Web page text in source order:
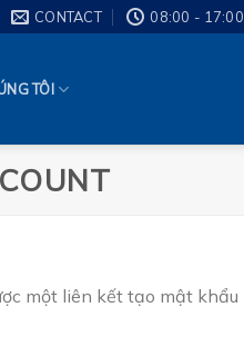
CONTACT 08:00 - 17:00
TÔI
một liên kết tạo mật khẩu